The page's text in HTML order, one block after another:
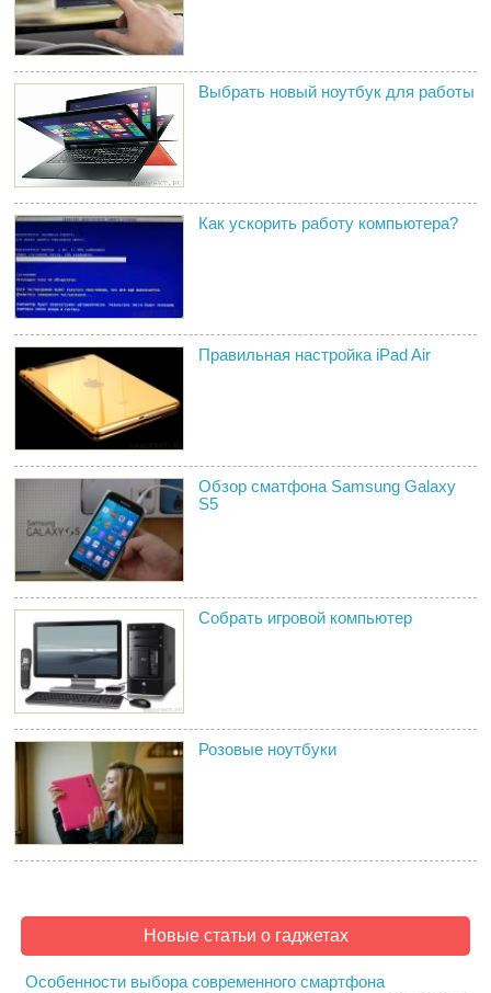
Выбрать новый ноутбук для работы
Как ускорить работу компьютера?
Правильная настройка iPad Air
Обзор сматфона Samsung Galaxy
S5
Собрать игровой компьютер
Розовые ноутбуки
Новые статьи о гаджетах
Особенности выбора современного смартфона